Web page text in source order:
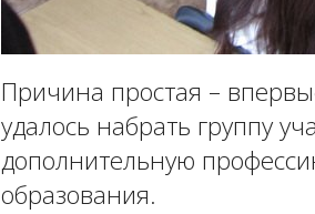
Причина простая –
удалось набрать группу
дополнительную
образования.